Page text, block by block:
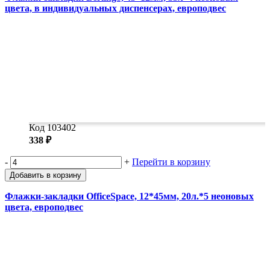
Замки прочие
Ящики для инструментов
цвета, в индивидуальных диспенсерах, европодвес
Код 103402
338 ₽
- + Перейти в корзину
Добавить в корзину
Флажки-закладки OfficeSpace, 12*45мм, 20л.*5 неоновых
цвета, европодвес